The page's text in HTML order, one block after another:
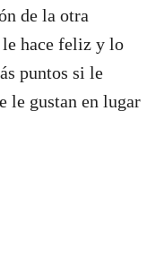
de la otra
le hace feliz y lo
puntos si le
le gustan en lugar